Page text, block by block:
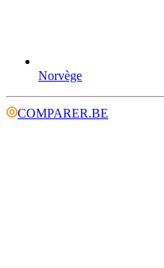
Norvège
COMPARER.BE